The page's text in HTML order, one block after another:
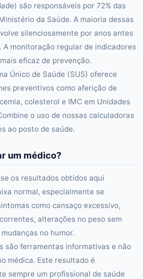
são responsáveis por 72% das
da Saúde. A maioria dessas
silenciosamente por anos antes
A monitoração regular de indicadores
eficaz de prevenção.
Único de Saúde (SUS) oferece
preventivos como aferição de
colesterol e IMC em Unidades
o uso de nossas calculadoras
ao posto de saúde.
um médico?
os resultados obtidos aqui
normal, especialmente se
como cansaço excessivo,
alterações no peso sem
no humor.
são ferramentas informativas e não
médica. Este resultado é
sempre um profissional de saúde